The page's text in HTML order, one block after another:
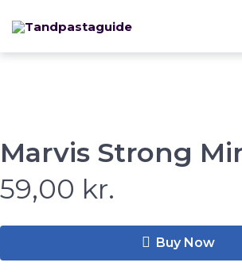
to
to
to
Marvis Strong
59,00 kr.
Buy Now